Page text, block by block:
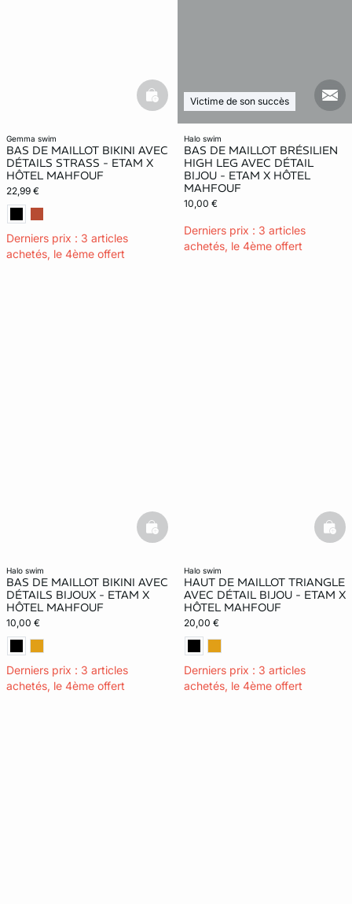
gemma swim
BAS DE MAILLOT BIKINI AVEC
DÉTAILS STRASS - ETAM X
HÔTEL MAHFOUF
22,99 €
Derniers prix : 3 articles
achetés, le 4ème offert
basketfull
halo swim
BAS DE MAILLOT BRÉSILIEN
HIGH LEG AVEC DÉTAIL
BIJOU - ETAM X HÔTEL
MAHFOUF
10,00 €
Derniers prix : 3 articles
achetés, le 4ème offert
Victime de son succès
halo swim
BAS DE MAILLOT BIKINI AVEC
DÉTAILS BIJOUX - ETAM X
HÔTEL MAHFOUF
10,00 €
Derniers prix : 3 articles
achetés, le 4ème offert
basketfull
halo swim
HAUT DE MAILLOT TRIANGLE
AVEC DÉTAIL BIJOU - ETAM X
HÔTEL MAHFOUF
20,00 €
Derniers prix : 3 articles
achetés, le 4ème offert